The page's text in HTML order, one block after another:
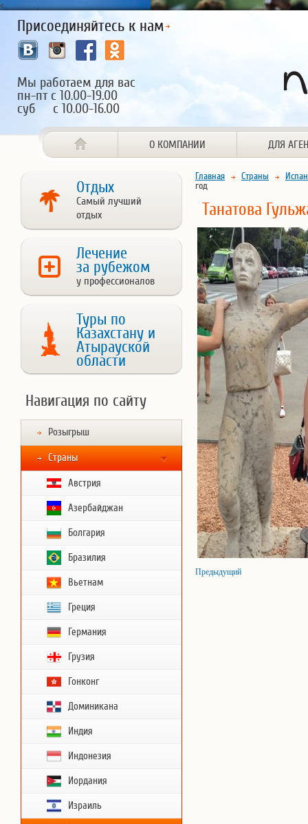
<
Присоединяйтесь к нам
Мы работаем для вас
пн-пт с 10.00-19.00
суб с 10.00-16.00
О КОМПАНИИ ДЛЯ
Отдых
Самый лучший
отдых
Лечение
за рубежом
у профессионалов
Туры по
Казахстану и
Атырауской
области
Навигация по сайту
Розыгрыш
Страны
Австрия
Азербайджан
Болгария
Бразилия
Вьетнам
Греция
Германия
Грузия
Гонконг
Доминикана
Индия
Индонезия
Иордания
Израиль
Главная Страны
год
Танатова
Предыдущий